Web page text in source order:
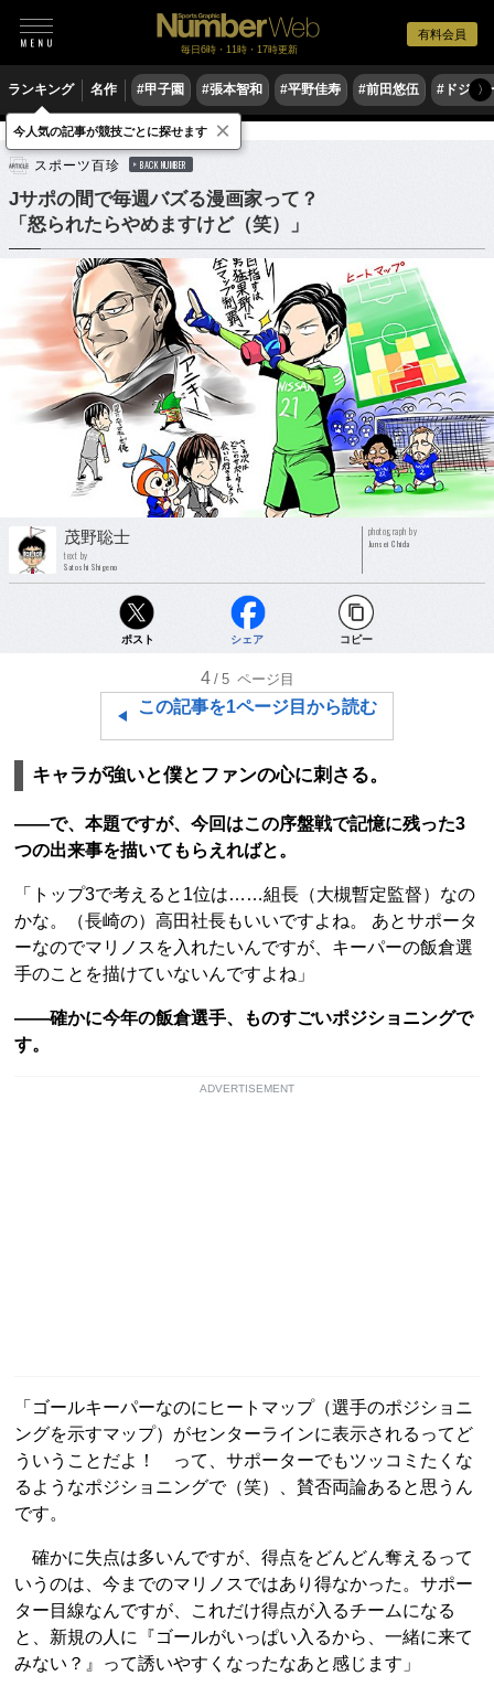
有料会員
毎日6時・11時・17時更新
ランキング 名作 #甲子園 #張本智和 #平野佳寿 #前田悠伍 #ドジャ
〉
サッカー Jリーグ
スポーツ百珍 BACK NUMBER
Jサポの間で毎週バズる漫画家って？
「怒られたらやめますけど（笑）」
茂野聡士
text by
Satoshi Shigeno
photograph by
Junsei Chida
ポスト シェア コピー
4 /5 ページ目
この記事を1ページ目から読む
キャラが強いと僕とファンの心に刺さる。
――で、本題ですが、今回はこの序盤戦で記憶に残った3
つの出来事を描いてもらえればと。
「トップ3で考えると1位は……組長（大槻暫定監督）なの
かな。（長崎の）高田社長もいいですよね。 あとサポータ
ーなのでマリノスを入れたいんですが、キーパーの飯倉選
手のことを描けていないんですよね」
――確かに今年の飯倉選手、ものすごいポジショニングで
す。
ADVERTISEMENT
「ゴールキーパーなのにヒートマップ（選手のポジショニ
ングを示すマップ）がセンターラインに表示されるってど
ういうことだよ！ って、サポーターでもツッコミたくな
るようなポジショニングで（笑）、賛否両論あると思うん
です。
確かに失点は多いんですが、得点をどんどん奪えるって
いうのは、今までのマリノスではあり得なかった。サポー
ター目線なんですが、これだけ得点が入るチームになる
と、新規の人に『ゴールがいっぱい入るから、一緒に来て
みない？』って誘いやすくなったなあと感じます」
今人気の記事が競技ごとに探せます ×